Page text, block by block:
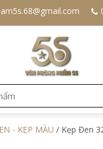
- KẸP MÀU / Kẹp Đen